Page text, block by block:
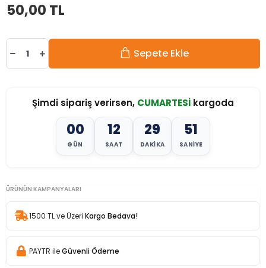
50,00 TL
Sepete Ekle
Şimdi sipariş verirsen, CUMARTESİ kargoda
00
GÜN
12
SAAT
29
DAKIKA
50
SANIYE
ÜRÜNÜN KAMPANYALARI
1500 TL ve Üzeri Kargo Bedava!
PAYTR ileGüvenli Ödeme